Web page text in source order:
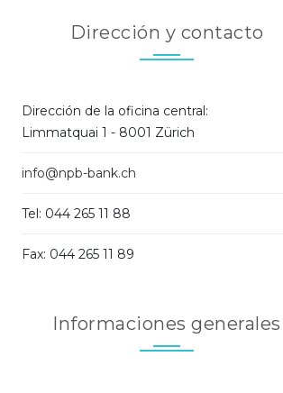
Dirección y contacto
Dirección de la oficina central:
Limmatquai 1 - 8001 Zürich
info@npb-bank.ch
Tel: 044 265 11 88
Fax: 044 265 11 89
Informaciones generales